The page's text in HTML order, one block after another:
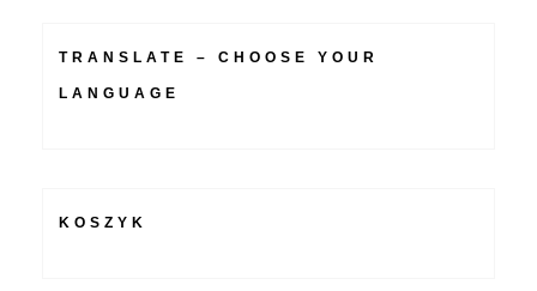
TRANSLATE – CHOOSE YOUR
LANGUAGE
KOSZYK